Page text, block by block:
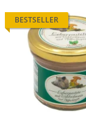
BESTSELLER